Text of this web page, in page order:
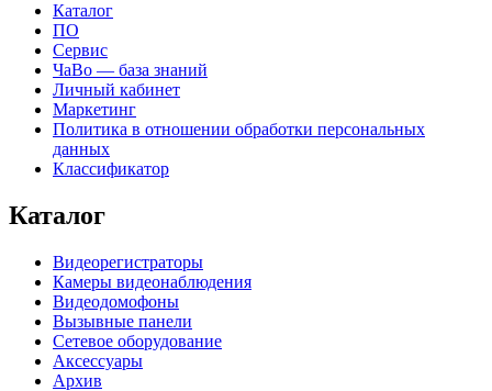
Каталог
ПО
Сервис
ЧаВо — база знаний
Личный кабинет
Маркетинг
Политика в отношении обработки персональных
данных
Классификатор
Каталог
Видеорегистраторы
Камеры видеонаблюдения
Видеодомофоны
Вызывные панели
Сетевое оборудование
Аксессуары
Архив